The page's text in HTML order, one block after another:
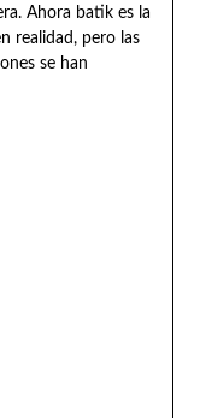
Ahora batik es la
realidad, pero las
se han